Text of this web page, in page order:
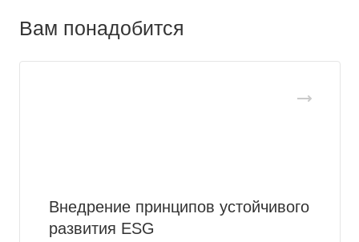
Вам понадобится
Внедрение принципов устойчивого
развития ESG